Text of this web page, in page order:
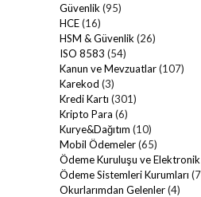
Güvenlik (95)
HCE(16)
HSM & Güvenlik (26)
ISO 8583 (54)
Kanun ve Mevzuatlar(107)
Karekod (3)
Kredi Kartı (301)
Kripto Para (6)
Kurye&Dağıtım (10)
Mobil Ödemeler(65)
Ödeme Kuruluşu ve Elektronik
Ödeme Sistemleri Kurumları
Okurlarımdan Gelenler(4)